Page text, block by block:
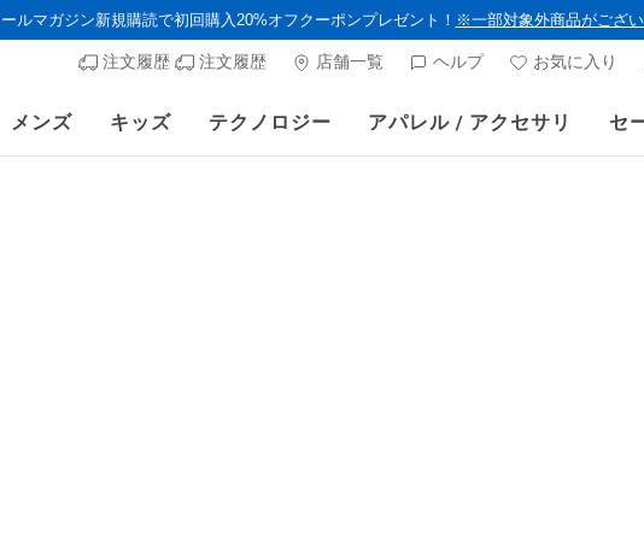
ルマガジン新規購読で初回購入20%オフクーポンプレゼント！ ※一部対象外商品がござい
注文履歴 注文履歴 店舗一覧 ヘルプ お気に入り
メンズ キッズ テクノロジー アパレル / アクセサリ セ